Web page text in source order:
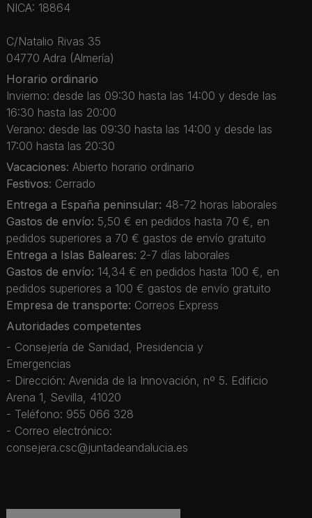
NICA: 18864
C/Natalio Rivas 35
04770 Adra (Almería)
Horario ordinario
Invierno: desde las 09:30 hasta las 14:00 y desde las
16:30 hasta las 20:00
Verano: desde las 09:30 hasta las 14:00 y desde las
17:00 hasta las 20:30
Vacaciones: Abierto horario ordinario
Festivos: Cerrado
Entrega a España peninsular: 48-72 horas laborales
Gastos de envío: 5,50 € en pedidos hasta 70 €, en
pedidos superiores a 70 € gastos de envío gratuito
Entrega a Islas Baleares: 2-7 días laborales
Gastos de envío: 14,34 € en pedidos hasta 100 €, en
pedidos superiores a 100 € gastos de envío gratuito
Empresa de transporte: Correos Express
Autoridades competentes
- Consejería de Sanidad, Presidencia y
Emergencias
- Dirección: Avenida de la Innovación, nº 5. Edificio
Arena 1, Sevilla, 41020
- Teléfono: 955 066 328
- Correo electrónico:
consejera.csc@juntadeandalucia.es